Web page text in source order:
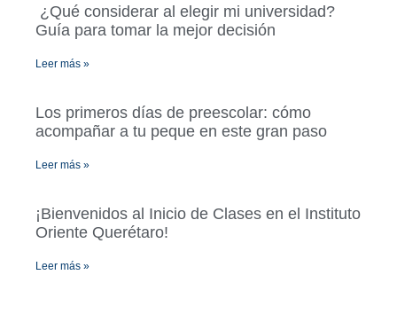
¿Qué considerar al elegir mi universidad?
Guía para tomar la mejor decisión
Leer más »
Los primeros días de preescolar: cómo
acompañar a tu peque en este gran paso
Leer más »
¡Bienvenidos al Inicio de Clases en el Instituto
Oriente Querétaro!
Leer más »